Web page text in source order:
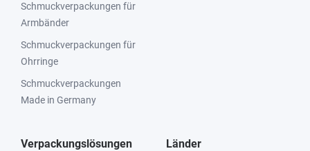
Schmuckverpackungen für
Armbänder
Schmuckverpackungen für
Ohrringe
Schmuckverpackungen
Made in Germany
Verpackungslösungen Länder